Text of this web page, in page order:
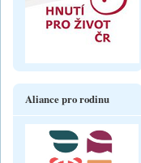
Aliance pro rodinu